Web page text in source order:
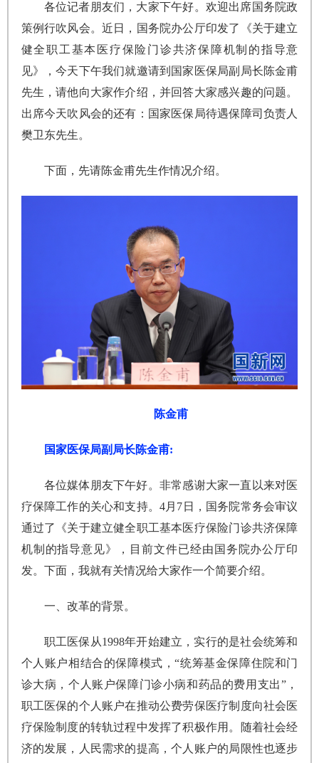
各位记者朋友们，大家下午好。欢迎出席国务院政
策例行吹风会。近日，国务院办公厅印发了《关于建立
健全职工基本医疗保险门诊共济保障机制的指导意
见》，今天下午我们就邀请到国家医保局副局长陈金甫
先生，请他向大家作介绍，并回答大家感兴趣的问题。
出席今天吹风会的还有：国家医保局待遇保障司负责人
樊卫东先生。
下面，先请陈金甫先生作情况介绍。
陈金甫
国家医保局副局长陈金甫:
各位媒体朋友下午好。非常感谢大家一直以来对医
疗保障工作的关心和支持。4月7日，国务院常务会审议
通过了《关于建立健全职工基本医疗保险门诊共济保障
机制的指导意见》，目前文件已经由国务院办公厅印
发。下面，我就有关情况给大家作一个简要介绍。
一、改革的背景。
职工医保从1998年开始建立，实行的是社会统筹和
个人账户相结合的保障模式，“统筹基金保障住院和门
诊大病，个人账户保障门诊小病和药品的费用支出”，
职工医保的个人账户在推动公费劳保医疗制度向社会医
疗保险制度的转轨过程中发挥了积极作用。随着社会经
济的发展，人民需求的提高，个人账户的局限性也逐步